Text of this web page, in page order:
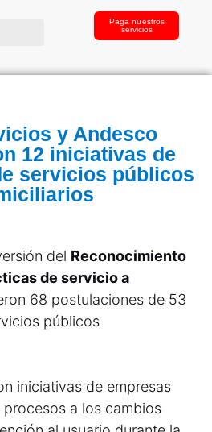
Paga nuestros
servicios
y Andesco
12 iniciativas de
servicios públicos
del Reconocimiento
de servicio a
68 postulaciones de 53
públicos
de empresas
a los cambios